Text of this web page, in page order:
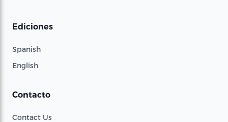
Ediciones
Spanish
English
Contacto
Contact Us